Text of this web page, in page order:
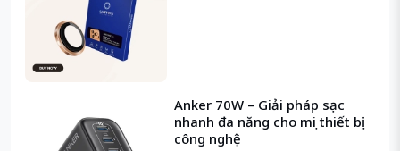
Anker 70W – Giải pháp sạc
nhanh đa năng cho mọi thiết bị
công nghệ